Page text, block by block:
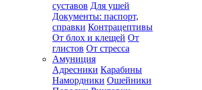
суставов Для ушей
Документы: паспорт,
справки Контрацептивы
От блох и клещей От
глистов От стресса
Амуниция
Адресники Карабины
Намордники Ошейники